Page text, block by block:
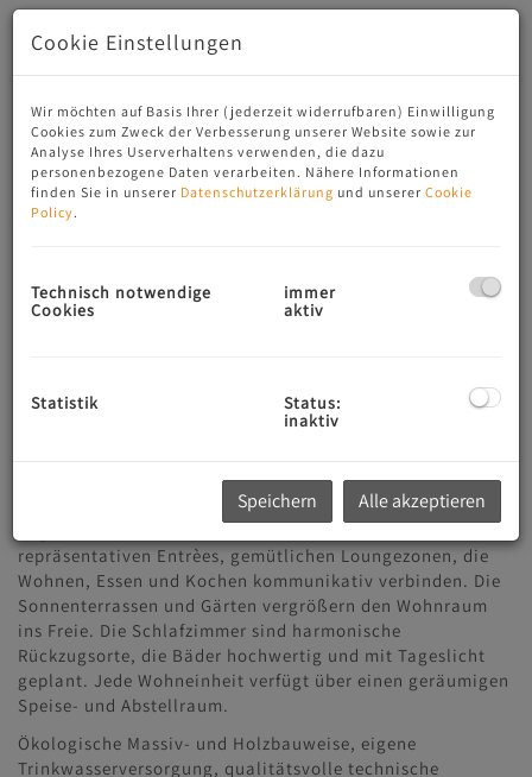
Beschreibung
Waldesrand umgesetzt. Jede Wohneinheit verfügt über
großzügige Terrassen mit Panoramablick und
der Liegenschaft untergebracht.
Sämtliche Wohnungen öffnen sich nach Süd-Westen und
Raumaufteilung, besonderen Detaillösungen, traumhaften
Balkonen und Terrassen. Die durchdachten Wohnkonzepte
begeistern mit hellem Ambiente, cleveren Grundrissen,
repräsentativen Entrèes, gemütlichen Loungezonen, die
Wohnen, Essen und Kochen kommunikativ verbinden. Die
Sonnenterrassen und Gärten vergrößern den Wohnraum
ins Freie. Die Schlafzimmer sind harmonische
Rückzugsorte, die Bäder hochwertig und mit Tageslicht
geplant. Jede Wohneinheit verfügt über einen geräumigen
Speise- und Abstellraum.
Ökologische Massiv- und Holzbauweise, eigene
Trinkwasserversorgung, qualitätsvolle technische
Cookie Einstellungen
Wir möchten auf Basis Ihrer (jederzeit widerrufbaren) Einwilligung
Cookies zum Zweck der Verbesserung unserer Website sowie zur
Analyse Ihres Userverhaltens verwenden, die dazu
personenbezogene Daten verarbeiten. Nähere Informationen
finden Sie in unserer Datenschutzerklärung und unserer Cookie
Policy.
Technisch notwendige
Cookies
immer
aktiv
Statistik
Status:
inaktiv
Speichern Alle akzeptieren